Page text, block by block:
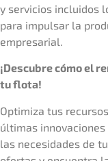
y servicios incluidos
para impulsar la
empresarial.
¡Descubre cómo el
tu flota!
Optimiza tus
últimas
las necesidades de